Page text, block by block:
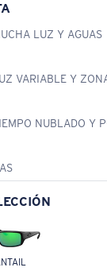
LUZ Y AGUAS
VARIABLE Y
NUBLADO Y